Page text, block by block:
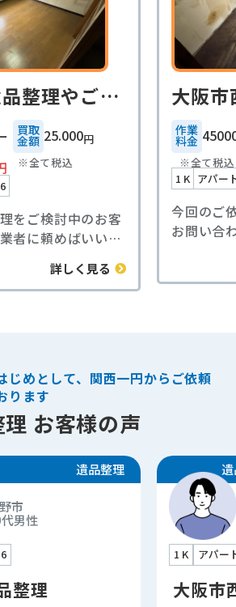
買取
⾦額 25.000円
※全て税込
交野市で遺品整理やごみ屋敷のご依頼いただきました。
をご検討中のお客
者に頼めばいいの
ーネットで比較検
積もりを依頼。そ
理だけでなく、ご
生前整理にも対応
さな不用品の回収
との整理まで幅広
大丈夫？」「見積
いったご質問も多
、当社では無料見
おり、お客様の状
プランをご提案い
詳しく見る
1 K アパー
作業
料金
※全て税込
今回のご
お問い合
がかなり
作業に加
できた
れいにな
びの声
このよう
あわせて
まで対応
ムーズ
特に賃貸
じめとして、関西一円からご依頼
ります
お客様の声
遺品整理
市
男性
整理
1 K アパー
大阪